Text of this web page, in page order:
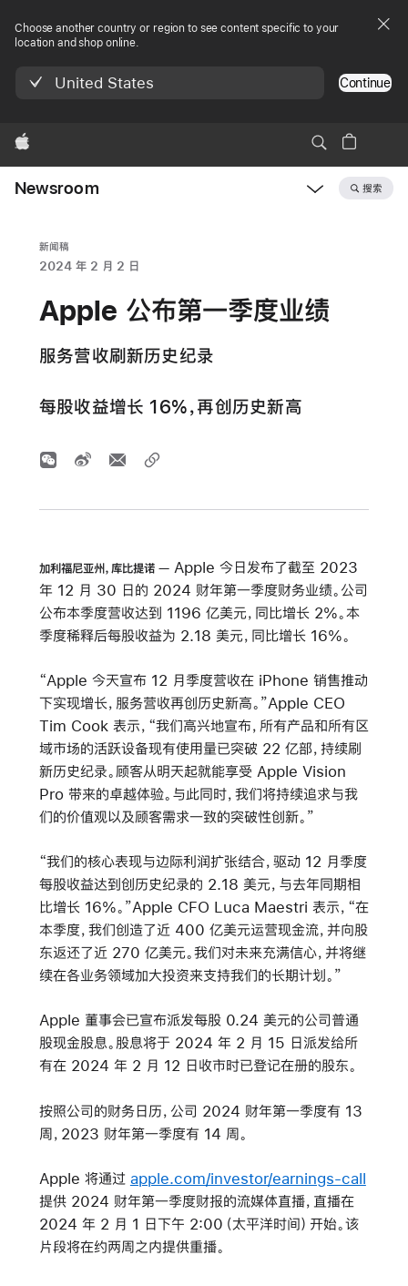
Choose another country or region to see content specific to your
location and shop online.
United States Continue
Apple
Newsroom 搜索
新闻稿
2024 年 2 月 2 日
Apple 公布第一季度业绩
服务营收刷新历史纪录
每股收益增长 16%，再创历史新高
加利福尼亚州，库比提诺
Apple 今日发布了截至 2023
年 12 月 30 日的 2024 财年第一季度财务业绩。公司
公布本季度营收达到 1196 亿美元，同比增长 2%。本
季度稀释后每股收益为 2.18 美元，同比增长 16%。
“Apple 今天宣布 12 月季度营收在 iPhone 销售推动
下实现增长，服务营收再创历史新高。”Apple CEO
Tim Cook 表示，“我们高兴地宣布，所有产品和所有区
域市场的活跃设备现有使用量已突破 22 亿部，持续刷
新历史纪录。顾客从明天起就能享受 Apple Vision
Pro 带来的卓越体验。与此同时，我们将持续追求与我
们的价值观以及顾客需求一致的突破性创新。”
“我们的核心表现与边际利润扩张结合，驱动 12 月季度
每股收益达到创历史纪录的 2.18 美元，与去年同期相
比增长 16%。”Apple CFO Luca Maestri 表示，“在
本季度，我们创造了近 400 亿美元运营现金流，并向股
东返还了近 270 亿美元。我们对未来充满信心，并将继
续在各业务领域加大投资来支持我们的长期计划。”
Apple 董事会已宣布派发每股 0.24 美元的公司普通
股现金股息。股息将于 2024 年 2 月 15 日派发给所
有在 2024 年 2 月 12 日收市时已登记在册的股东。
按照公司的财务日历，公司 2024 财年第一季度有 13
周，2023 财年第一季度有 14 周。
Apple 将通过 apple.com/investor/earnings-call
提供 2024 财年第一季度财报的流媒体直播，直播在
2024 年 2 月 1 日下午 2:00（太平洋时间）开始。该
片段将在约两周之内提供重播。